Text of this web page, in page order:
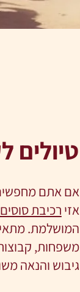
טיולים
אם אתם
אזי רכיבת
המושלמת.
משפחות,
גיבוש והנאה